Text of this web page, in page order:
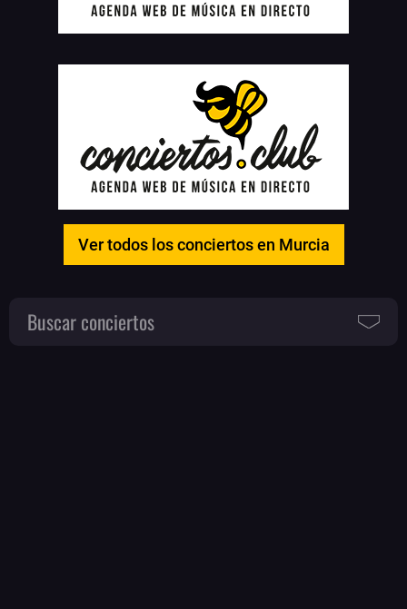
Ver todos los conciertos en Murcia
Buscar conciertos